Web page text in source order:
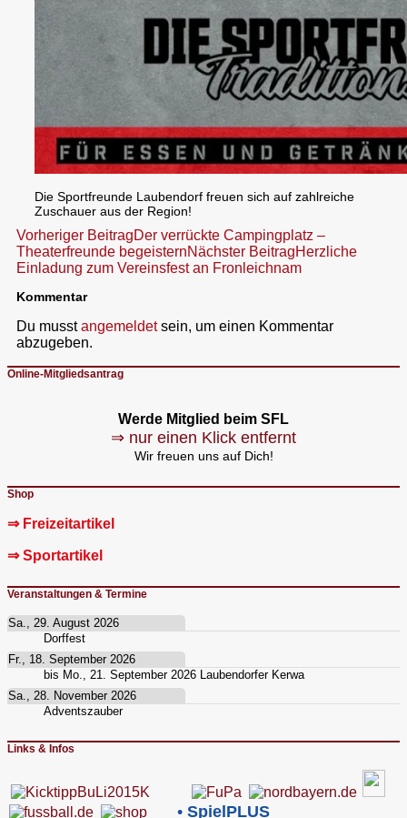
Die Sportfreunde Laubendorf freuen sich auf zahlreiche
Zuschauer aus der Region!
Beitragsnavigation
Vorheriger BeitragDer verrückte Campingplatz –
Theaterfreunde begeisternNächster BeitragHerzliche
Einladung zum Vereinsfest an Fronleichnam
Kommentar
Du musstangemeldetsein, um einen Kommentar
abzugeben.
Online-Mitgliedsantrag
Werde Mitglied beim SFL
⇒ nur einen Klick entfernt
Wir freuen uns auf Dich!
Shop
⇒ Freizeitartikel
⇒ Sportartikel
Veranstaltungen & Termine
Sa., 29. August 2026
Dorffest
Fr., 18. September 2026
bis Mo., 21. September 2026
Laubendorfer Kerwa
Sa., 28. November 2026
Adventszauber
Links & Infos
• SpielPLUS